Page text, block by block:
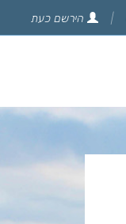
הירשם כעת